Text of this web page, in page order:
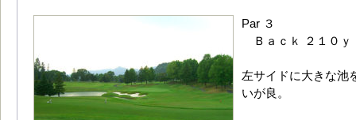
Par ３
Ｂａｃｋ ２１０
左サイドに大きな池
いが良。